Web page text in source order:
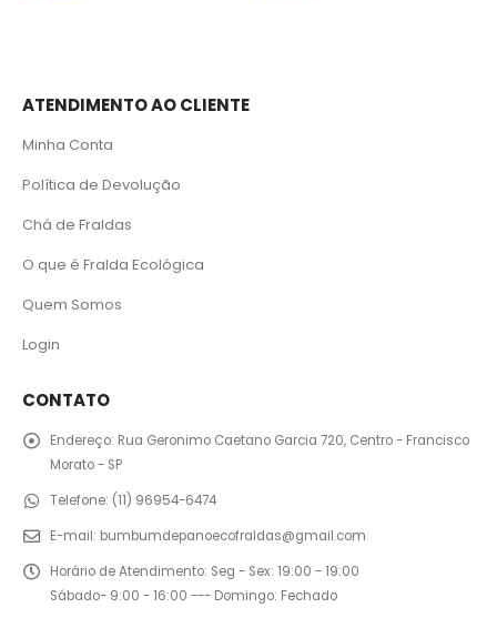
ATENDIMENTO AO CLIENTE
Minha Conta
Política de Devolução
Chá de Fraldas
O que é Fralda Ecológica
Quem Somos
Login
CONTATO
Endereço: Rua Geronimo Caetano Garcia 720, Centro - Francisco
Morato - SP
Telefone: (11) 96954-6474
E-mail: bumbumdepanoecofraldas@gmail.com
Horário de Atendimento: Seg - Sex: 19:00 - 19:00
Sábado- 9:00 - 16:00 --- Domingo: Fechado